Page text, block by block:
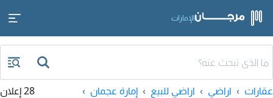
الإمارات
عقارات اراضي اراضي للبيع
إمارة عجمان
28 إعلان